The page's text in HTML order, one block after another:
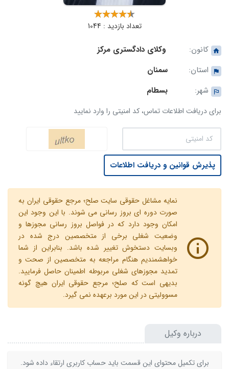
تعداد بازدید : 1044
کانون:
وکلای دادگستری مرکز
استان:
سمنان
شهر:
بسطام
برای دریافت اطلاعات تماس، کد امنیتی را وارد نمایید
پذیرش قوانین و دریافت اطلاعات
نمایه مشاغل حقوقی سایت صلح؛ مرجع حقوقی ایران به
صورت دوره ای بروز رسانی می شوند. با این وجود این
امکان وجود دارد که در فواصل بروز رسانی مجوزها و
وضعیت شغلی برخی از متخصصین درج شده در
وبسایت دستخوش تغییر شده باشد. بنابراین از شما
خواهشمندیم هنگام مراجعه به متخصصین از صحت و
تمدید مجوزهای شغلی مربوطه اطمینان حاصل فرمایید.
بدیهی است که صلح؛ مرجع حقوقی ایران هیچ گونه
مسوولیتی در این مورد برعهده نمی گیرد.
درباره وکیل
برای تکمیل محتوای این قسمت باید حساب کاربری ارتقاء داده شود.